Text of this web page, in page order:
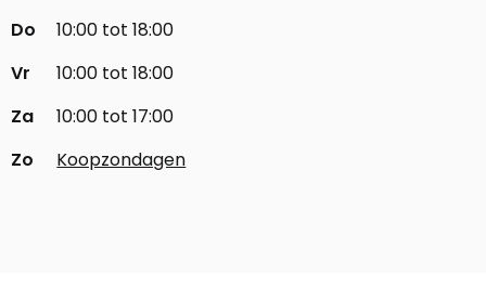
Do
10:00 tot 18:00
Vr
10:00 tot 18:00
Za
10:00 tot 17:00
Zo
Koopzondagen